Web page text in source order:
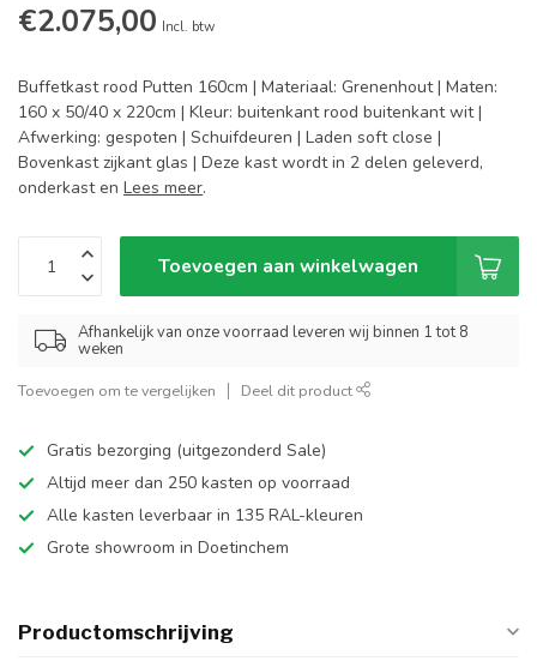
€2.075,00 Incl. btw
Buffetkast rood Putten 160cm | Materiaal: Grenenhout | Maten:
160 x 50/40 x 220cm | Kleur: buitenkant rood buitenkant wit |
Afwerking: gespoten | Schuifdeuren | Laden soft close |
Bovenkast zijkant glas | Deze kast wordt in 2 delen geleverd,
onderkast en Lees meer.
Toevoegen aan winkelwagen
Afhankelijk van onze voorraad leveren wij binnen 1 tot 8
weken
Toevoegen om te vergelijken Deel dit product
Gratis bezorging (uitgezonderd Sale)
Altijd meer dan 250 kasten op voorraad
Alle kasten leverbaar in 135 RAL-kleuren
Grote showroom in Doetinchem
Productomschrijving